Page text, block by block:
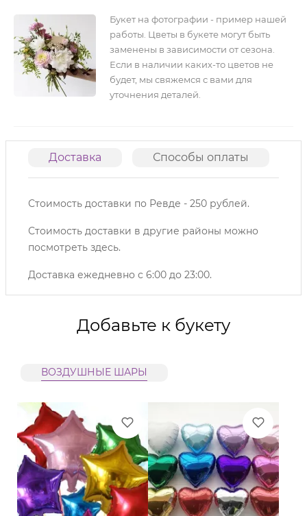
Букет на фотографии - пример нашей
работы. Цветы в букете могут быть
заменены в зависимости от сезона.
Если в наличии каких-то цветов не
будет, мы свяжемся с вами для
уточнения деталей.
Доставка Способы оплаты
Стоимость доставки по Ревде - 250 рублей.
Стоимость доставки в другие районы можно
посмотреть здесь.
Доставка ежедневно с 6:00 до 23:00.
Добавьте к букету
ВОЗДУШНЫЕ ШАРЫ